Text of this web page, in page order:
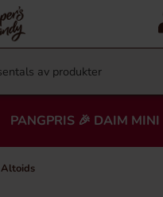
PANGPRIS 🎉 DAIM
Altoids